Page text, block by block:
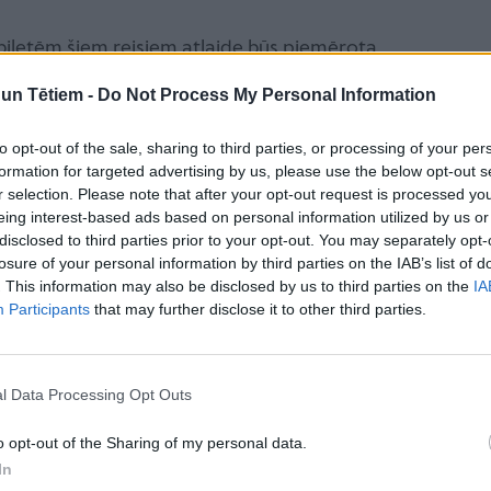
Tētiem - Do Not Process My Personal Information
opt-out of the sale, sharing to third parties, or processing of your
for targeted advertising by us, please use the below opt-out
selection. Please note that after your opt-out request is processed
interest-based ads based on personal information utilized by us
to third parties prior to your opt-out. You may separately
of your personal information by third parties on the IAB’s list of
This information may also be disclosed by us to third parties on the
Participants that may further disclose it to other third parties.
Data Processing Opt Outs
opt-out of the Sharing of my personal data.
šiem reisiem atlaide būs piemērota
ir slēgta, biļeti ar atlaidi noformēs konduktors
"Goda ģimenes apliecības" īpašniekiem, ar
Muzeju naktī apmeklētājus gaidīs 246 muzeji un
Tās pamata piedāvājums apmeklētājiem ir
var būt ar ieejas maksu.
Francijas Kultūras un komunikāciju
1999. gadā. Vēlāk šī akcija pārtapa Muzeju
muzejiem arī tos iedzīvotājus, kuri ikdienā